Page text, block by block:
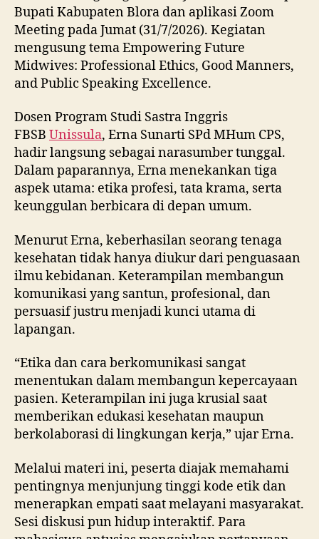
Bupati Kabupaten Blora dan aplikasi Zoom
Meeting pada Jumat (31/7/2026). Kegiatan
mengusung tema Empowering Future
Midwives: Professional Ethics, Good Manners,
and Public Speaking Excellence.
Dosen Program Studi Sastra Inggris
FBSB Unissula, Erna Sunarti SPd MHum CPS,
hadir langsung sebagai narasumber tunggal.
Dalam paparannya, Erna menekankan tiga
aspek utama: etika profesi, tata krama, serta
keunggulan berbicara di depan umum.
Menurut Erna, keberhasilan seorang tenaga
kesehatan tidak hanya diukur dari penguasaan
ilmu kebidanan. Keterampilan membangun
komunikasi yang santun, profesional, dan
persuasif justru menjadi kunci utama di
lapangan.
“Etika dan cara berkomunikasi sangat
menentukan dalam membangun kepercayaan
pasien. Keterampilan ini juga krusial saat
memberikan edukasi kesehatan maupun
berkolaborasi di lingkungan kerja,” ujar Erna.
Melalui materi ini, peserta diajak memahami
pentingnya menjunjung tinggi kode etik dan
menerapkan empati saat melayani masyarakat.
Sesi diskusi pun hidup interaktif. Para